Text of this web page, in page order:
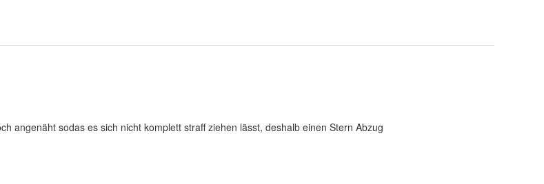
angenäht sodas es sich nicht komplett straff ziehen lässt, deshalb einen Stern Abzug